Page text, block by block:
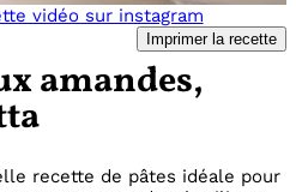
vidéo sur instagram
Imprimer la recette
amandes,
recette de pâtes idéale pour